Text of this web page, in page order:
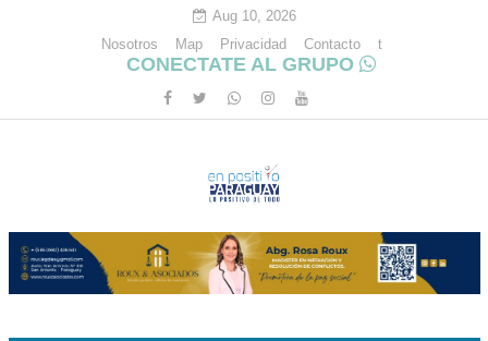
Aug 10, 2026
Nosotros
Map Privacidad Contacto t
CONECTATE AL GRUPO